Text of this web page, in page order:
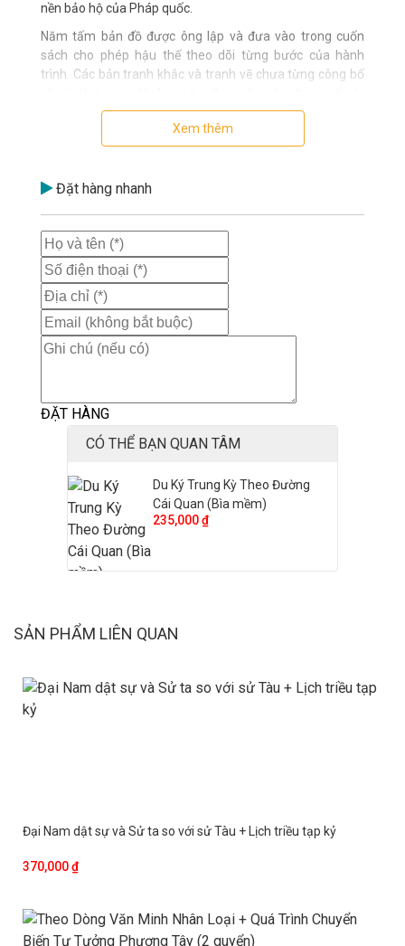
nền bảo hộ của Pháp quốc.
Năm tấm bản đồ được ông lập và đưa vào trong cuốn
sách cho phép hậu thế theo dõi từng bước của hành
trình. Các bản tranh khắc và tranh vẽ chưa từng công bố
phong tục độc đáo nhất.
Cuộc hành trình xây dựng đường điện báo không những
ở Trung Kỳ mà còn là cơ hội để ông sửa lại những sai lầm
trên bản đồ cũ (của Dutreuil de Rhins) bằng trải nghiệm
thực địa quý giá đồng thời cung cấp cho độc giả nhiều
thông tin lý thú xung quanh những địa danh mà nhiều
trong số đó ngày nay không còn nữa.
Xem thêm
Đặt hàng nhanh
ĐẶT HÀNG
CÓ THỂ BẠN QUAN TÂM
Du Ký Trung Kỳ Theo Đường
Cái Quan (Bìa mềm)
235,000 ₫
SẢN PHẨM LIÊN QUAN
Đại Nam dật sự và Sử ta so với sử Tàu + Lịch triều tạp kỷ
370,000 ₫